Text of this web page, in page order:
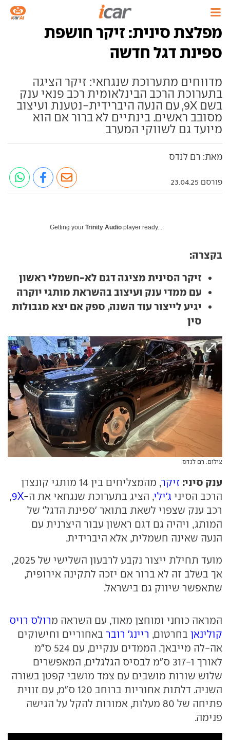
מפלצת סינית: זיקר חושפת
ספינת דגל חדשה
מדווחים מתערוכת שנגחאי: זיקר הציגה
בתערוכת הרכב הבינלאומית רכב פנאי ענק
בשם 9X, עם הנעה היברידית-נטענת ועיצוב
מסובב ראשים. בינתיים לא ברור אם הוא
מיועד גם לשווקי המערב
מאת: רם לנדס
פורסם 23.04.25
Getting your Trinity Audio player ready...
בקצרה:
זיקר הסינית מציגה דגם לא-חשמלי ראשון
עם ממדי ענק ועיצוב בהשראת מותגי יוקרה
יגיע לייצור עוד השנה, ספק אם יצא מגבולות
סין
צילום: רם לנדס
ענק סיני: זיקר
, מהמצליחים בין 14 מותגי קונצרן
הרכב הסיני ג'ילי, הציג בתערוכת שנגחאי את ה-9X
,
רכב ענק שצפוי לשאת בתואר 'ספינת הדגל' של
המותג, ויהיה גם דגם ראשון עבור היצרנית עם
הנעה שאינה חשמלית, אלא היברידית.
מועד תחילת ייצור נקבע לרבעון השלישי של 2025,
אך בשלב זה לא ברור אם יזכה לתקינה אירופית,
שתאפשר שיווק גם בישראל.
המראה כוחני ומוחצן מאוד, עם השראה מרולס רויס
קולינאן בחרטום, ריינג׳ רובר באחוריים וחישוקים
אה-לה מייבאך. הממדים ענקיים, עם 524 ס״מ
לאורך ו-317 ס״מ לבסיס הגלגלים, המאפשרים
שלוש שורות מושבים עם צמד מושבי קפטן בשורה
השניה. דלתות אחוריות ברוחב 120 ס"מ, עם זווית
פתיחה של 80 מעלות, אמורות להקל על הגישה
פנימה.